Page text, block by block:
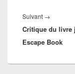
Suivant →
suivant :
Critique du livre
Escape Book